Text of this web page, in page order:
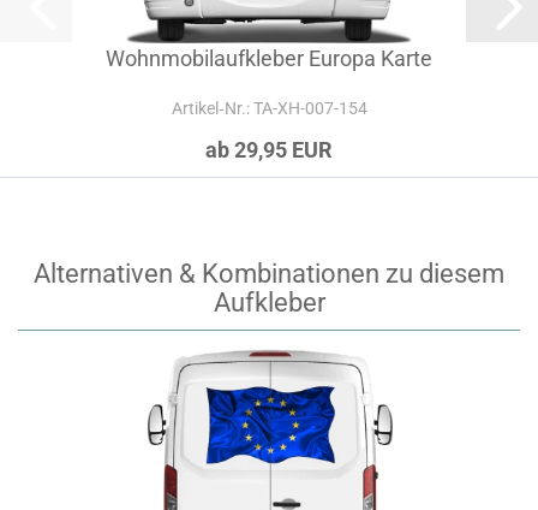
Wohnmobilaufkleber Europa Karte
Artikel‑Nr.: TA-XH-007-154
ab 29,95 EUR
Alternativen & Kombinationen zu diesem
Aufkleber